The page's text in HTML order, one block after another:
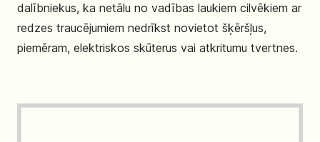
dalībniekus, ka netālu no vadības laukiem cilvēkiem ar
redzes traucējumiem nedrīkst novietot šķēršļus,
piemēram, elektriskos skūterus vai atkritumu tvertnes.